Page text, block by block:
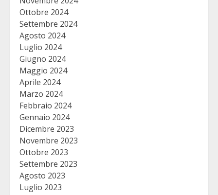
Ottobre 2024
Settembre 2024
Agosto 2024
Luglio 2024
Giugno 2024
Maggio 2024
Aprile 2024
Marzo 2024
Febbraio 2024
Gennaio 2024
Dicembre 2023
Novembre 2023
Ottobre 2023
Settembre 2023
Agosto 2023
Luglio 2023